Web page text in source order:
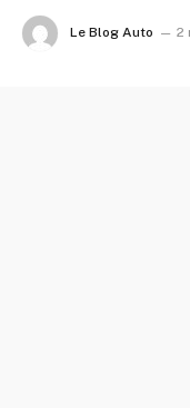
Le Blog Auto 2